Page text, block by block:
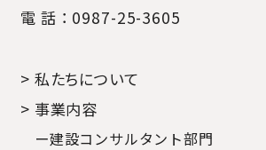
電 話：0987-25-3605
> 私たちについて
> 事業内容
ー建設コンサルタント部門